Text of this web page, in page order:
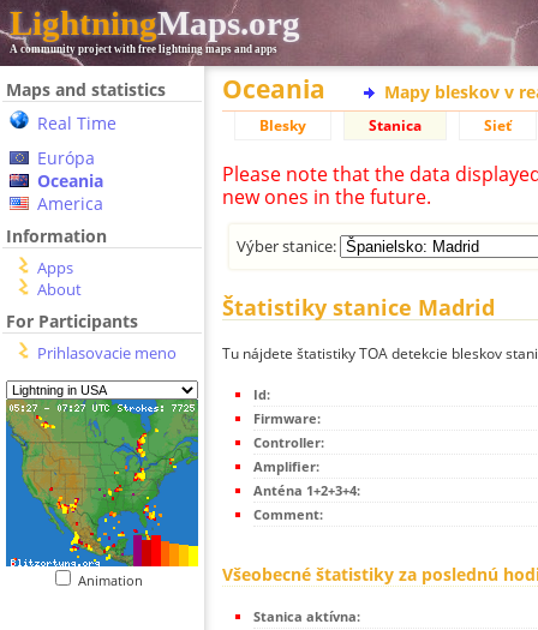
LightningMaps.org
A community project with free lightning maps and apps
Maps and statistics
Real Time
Európa
Oceania
America
Information
Apps
About
For Participants
Prihlasovacie meno
Animation
Oceania Mapy bleskov v
Blesky Stanica Sieť
Please note that the data
new ones in the future.
Výber stanice:
Štatistiky stanice Madrid
Tu nájdete štatistiky TOA detekcie bleskov
Id:
Firmware:
Controller:
Amplifier:
Anténa 1+2+3+4:
Comment:
Všeobecné štatistiky za poslednú
Stanica aktívna: